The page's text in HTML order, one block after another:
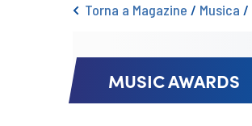
Torna a Magazine / Musica /
MUSIC AWARDS